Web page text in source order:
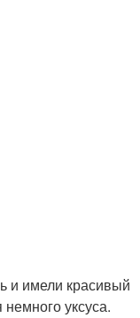
и имели красивый
уксуса.